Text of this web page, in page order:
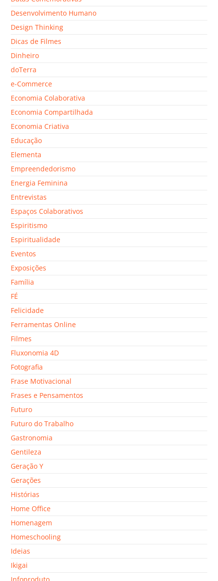
Desenvolvimento Humano
Design Thinking
Dicas de Filmes
Dinheiro
doTerra
e-Commerce
Economia Colaborativa
Economia Compartilhada
Economia Criativa
Educação
Elementa
Empreendedorismo
Energia Feminina
Entrevistas
Espaços Colaborativos
Espiritismo
Espiritualidade
Eventos
Exposições
Família
FÉ
Felicidade
Ferramentas Online
Filmes
Fluxonomia 4D
Fotografia
Frase Motivacional
Frases e Pensamentos
Futuro
Futuro do Trabalho
Gastronomia
Gentileza
Geração Y
Gerações
Histórias
Home Office
Homenagem
Homeschooling
Ideias
Ikigai